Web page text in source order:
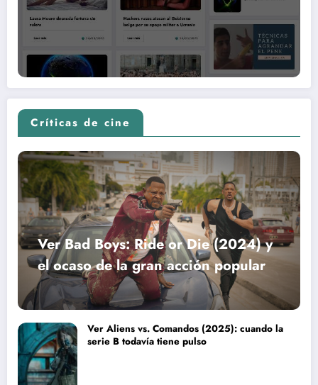
Críticas de cine
Ver Bad Boys: Ride or Die (2024) y
el ocaso de la gran acción popular
Ver Aliens vs. Comandos (2025): cuando la
serie B todavía tiene pulso